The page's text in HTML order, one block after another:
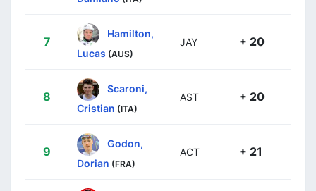
7
Hamilton,
Lucas (AUS)
JAY + 20
8
Scaroni,
Cristian (ITA)
AST + 20
9
Godon,
Dorian (FRA)
ACT + 21